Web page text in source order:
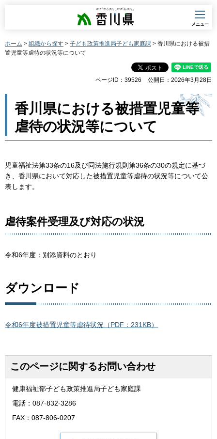
香川県
メニュー
ホーム > 組織から探す > 子ども政策推進局子ども家庭課 > 香川県における被措
置児童等虐待の状況等について
ページID：39526 公開日：2026年3月28日
香川県における被措置児童等
虐待の状況等について
児童福祉法第33条の16及び同法施行規則第36条の30の規定に基づ
き、香川県において対応した被措置児童等虐待の状況等について公
表します。
虐待案件受理及び対応の状況
令和6年度：別添資料のとおり
ダウンロード
令和6年度被措置児童等虐待状況（PDF：231KB）
このページに関するお問い合わせ
健康福祉部子ども政策推進局子ども家庭課
電話：087-832-3286
FAX：087-806-0207